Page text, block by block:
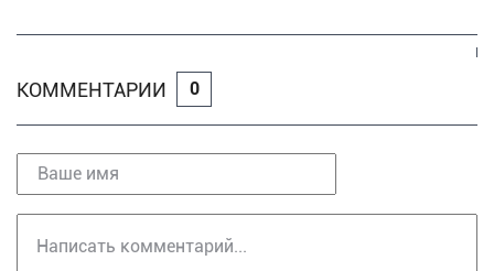
КОММЕНТАРИИ 0